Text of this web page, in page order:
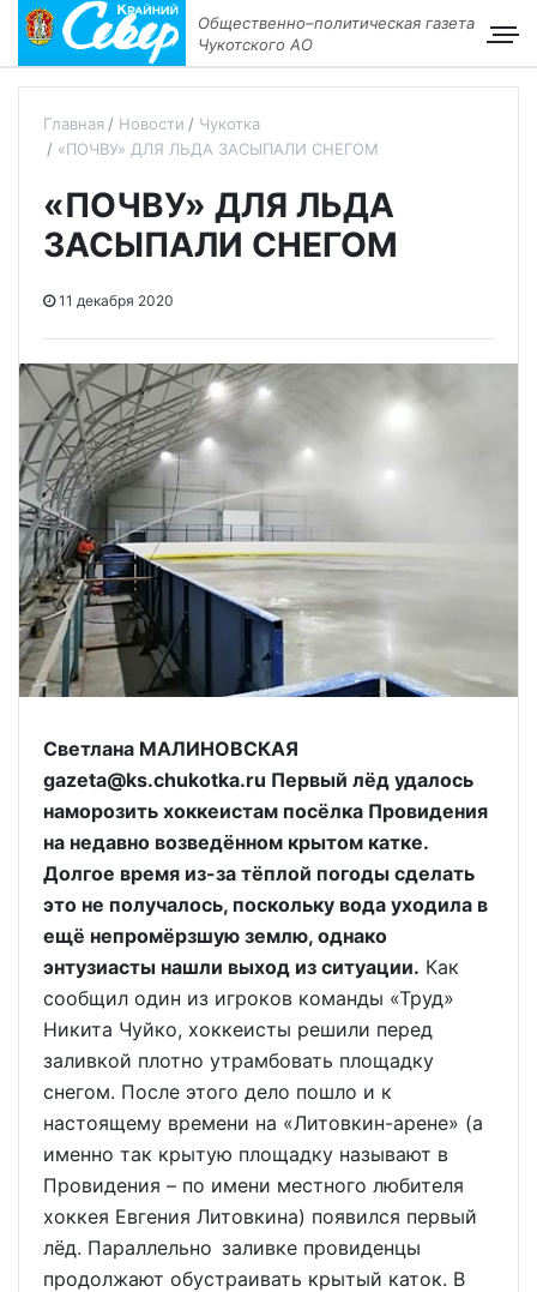
Общественно–политическая газета
Чукотского АО
Главная Новости
Чукотка
«ПОЧВУ» ДЛЯ ЛЬДА ЗАСЫПАЛИ СНЕГОМ
«ПОЧВУ» ДЛЯ ЛЬДА
ЗАСЫПАЛИ СНЕГОМ
11 декабря 2020
Светлана МАЛИНОВСКАЯ
gazeta@ks.chukotka.ru Первый лёд удалось
наморозить хоккеистам посёлка Провидения
на недавно возведённом крытом катке.
Долгое время из-за тёплой погоды сделать
это не получалось, поскольку вода уходила в
ещё непромёрзшую землю, однако
энтузиасты нашли выход из ситуации. Как
сообщил один из игроков команды «Труд»
Никита Чуйко, хоккеисты решили перед
заливкой плотно утрамбовать площадку
снегом. После этого дело пошло и к
настоящему времени на «Литовкин-арене» (а
именно так крытую площадку называют в
Провидения – по имени местного любителя
хоккея Евгения Литовкина) появился первый
лёд. Параллельно заливке провиденцы
продолжают обустраивать крытый каток. В